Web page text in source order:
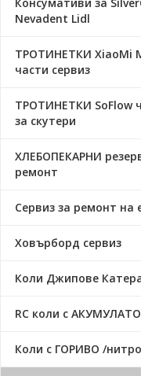
Nevadent Lidl
ТРОТИНЕТКИ XiaoMi
части сервиз
ТРОТИНЕТКИ SoFlow
за скутери
ХЛЕБОПЕКАРНИ
ремонт
Сервиз за ремонт на
Ховърборд сервиз
Коли Джипове
RC коли с
Коли с ГОРИВО /